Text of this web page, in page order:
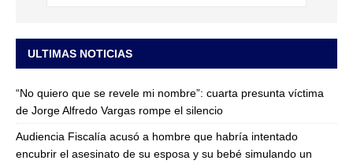
ULTIMAS NOTICIAS
“No quiero que se revele mi nombre”: cuarta presunta víctima
de Jorge Alfredo Vargas rompe el silencio
Audiencia Fiscalía acusó a hombre que habría intentado
encubrir el asesinato de su esposa y su bebé simulando un